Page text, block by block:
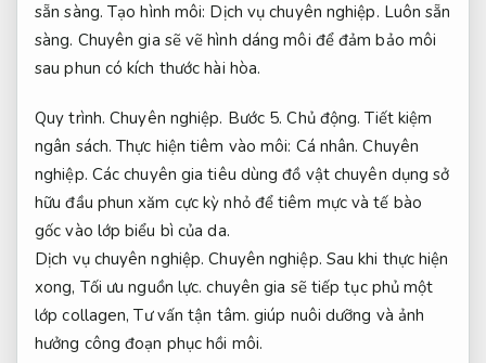
sẵn sàng. Tạo hình môi: Dịch vụ chuyên nghiệp. Luôn sẵn
sàng. Chuyên gia sẽ vẽ hình dáng môi để đảm bảo môi
sau phun có kích thước hài hòa.
Quy trình. Chuyên nghiệp. Bước 5.Chủ động. Tiết kiệm
ngân sách. Thực hiện tiêm vào môi: Cá nhân. Chuyên
nghiệp. Các chuyên gia tiêu dùng đồ vật chuyên dụng sở
hữu đầu phun xăm cực kỳ nhỏ để tiêm mực và tế bào
gốc vào lớp biểu bì của da.
Dịch vụ chuyên nghiệp. Chuyên nghiệp. Sau khi thực hiện
xong, Tối ưu nguồn lực. chuyên gia sẽ tiếp tục phủ một
lớp collagen,Tư vấn tận tâm. giúp nuôi dưỡng và ảnh
hưởng công đoạn phục hồi môi.